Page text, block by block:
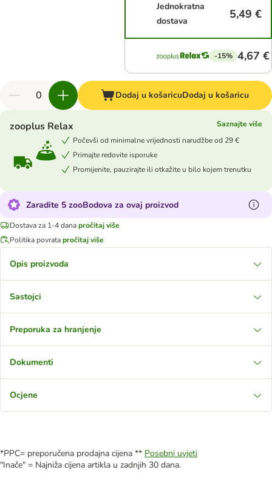
Jednokratna
dostava
5,49 €
-15% 4,67 €
Dodaj u košaricuDodaj u košaricu
zooplus Relax
Saznajte više
Počevši od minimalne vrijednosti narudžbe od 29 €
Primajte redovite isporuke
Promijenite, pauzirajte ili otkažite u bilo kojem trenutku
Zaradite 5 zooBodova za ovaj proizvod
Dostava za 1-4 danapročitaj više
Politika povratapročitaj više
Opis proizvoda
Sastojci
Preporuka za hranjenje
Dokumenti
Ocjene
*PPC= preporučena prodajna cijena ** Posebni uvjeti
"Inače" = Najniža cijena artikla u zadnjih 30 dana.